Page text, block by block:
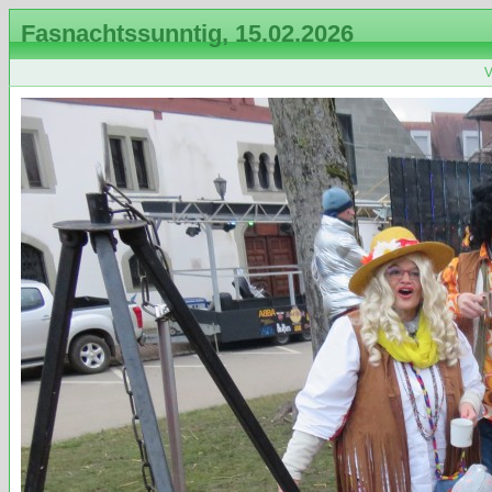
Fasnachtssunntig, 15.02.2026